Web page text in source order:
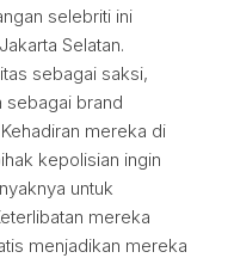
selebriti ini
Selatan.
sebagai saksi,
sebagai brand
mereka di
kepolisian ingin
untuk
mereka
menjadikan mereka